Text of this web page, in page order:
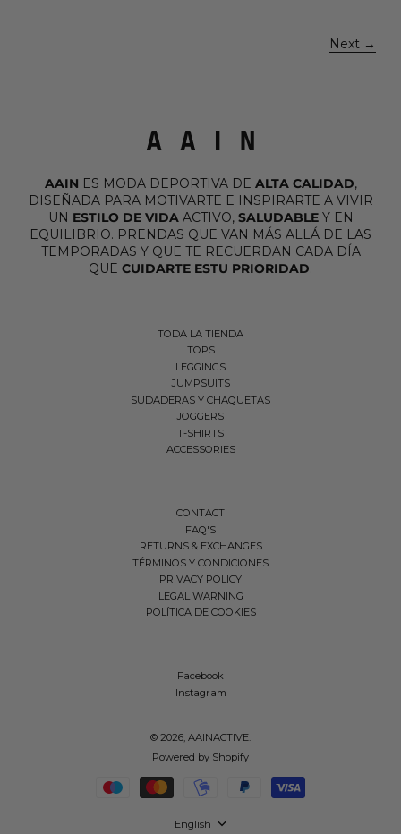
FILTER
Next
AAIN ES MODA DEPORTIVA DE ALTA CALIDAD,
DISEÑADA PARA MOTIVARTE E INSPIRARTE A VIVIR
UN ESTILO DE VIDA ACTIVO, SALUDABLEY EN
EQUILIBRIO. PRENDAS QUE VAN MÁS ALLÁ DE LAS
TEMPORADAS Y QUE TE RECUERDAN CADA DÍA
QUE CUIDARTE ESTU PRIORIDAD.
TODA LA TIENDA
TOPS
LEGGINGS
JUMPSUITS
SUDADERAS Y CHAQUETAS
JOGGERS
T-SHIRTS
ACCESSORIES
CONTACT
FAQ'S
RETURNS & EXCHANGES
TÉRMINOS Y CONDICIONES
PRIVACY POLICY
LEGAL WARNING
POLÍTICA DE COOKIES
Facebook
Instagram
© 2026, AAINACTIVE
Powered by Shopify
Payment methods
Language
English